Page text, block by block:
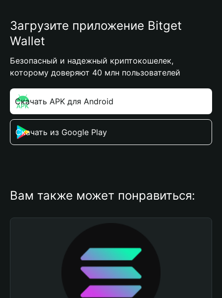
Загрузите приложение Bitget
Wallet
Безопасный и надежный криптокошелек,
которому доверяют 40 млн пользователей
Скачать APK для Android
Скачать из Google Play
Вам также может понравиться: